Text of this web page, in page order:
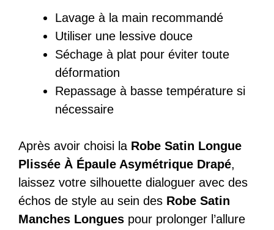
Lavage à la main recommandé
Utiliser une lessive douce
Séchage à plat pour éviter toute
déformation
Repassage à basse température si
nécessaire
Après avoir choisi la Robe Satin Longue
Plissée À Épaule Asymétrique Drapé,
laissez votre silhouette dialoguer avec des
échos de style au sein des Robe Satin
Manches Longues pour prolonger l’allure